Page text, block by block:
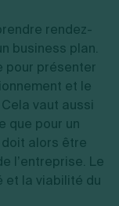
rendez-
business plan.
pour présenter
et le
vaut aussi
que pour un
alors être
l’entreprise. Le
et la viabilité du